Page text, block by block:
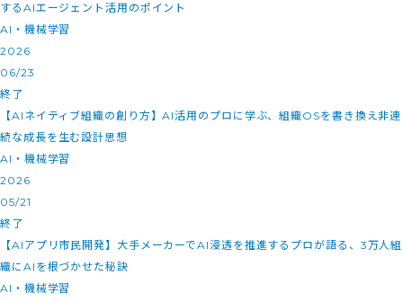
するAIエージェント活用のポイント
AI・機械学習
2026
06/23
終了
【AIネイティブ組織の創り方】AI活用のプロに学ぶ、組織OSを書き換え非連
続な成長を生む設計思想
AI・機械学習
2026
05/21
終了
【AIアプリ市民開発】大手メーカーでAI浸透を推進するプロが語る、3万人組
織にAIを根づかせた秘訣
AI・機械学習